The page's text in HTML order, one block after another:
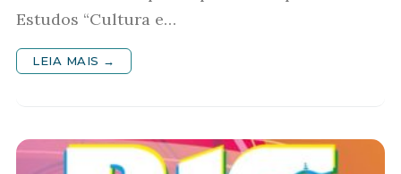
Estudos “Cultura e…
LEIA MAIS →